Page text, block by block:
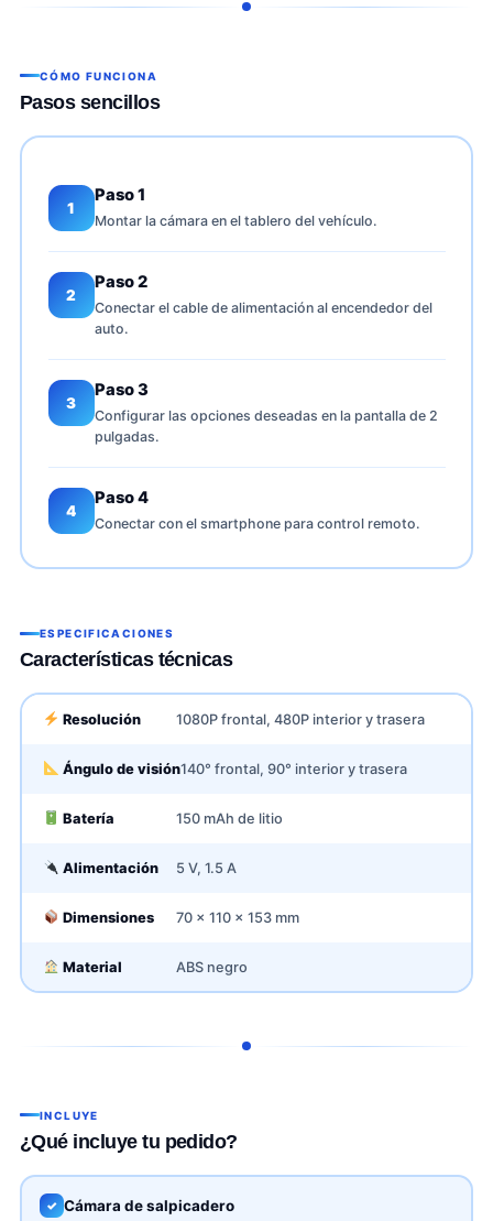
CÓMO FUNCIONA
Pasos sencillos
1
Paso 1
Montar la cámara en el tablero del vehículo.
2
Paso 2
Conectar el cable de alimentación al encendedor del
auto.
3
Paso 3
Configurar las opciones deseadas en la pantalla de 2
pulgadas.
4
Paso 4
Conectar con el smartphone para control remoto.
ESPECIFICACIONES
Características técnicas
Resolución 1080P frontal, 480P interior y trasera
Ángulo de visión140° frontal, 90° interior y trasera
Batería 150 mAh de litio
Alimentación 5 V, 1.5 A
Dimensiones 70 x 110 x 153 mm
Material ABS negro
INCLUYE
¿Qué incluye tu pedido?
✓ Cámara de salpicadero